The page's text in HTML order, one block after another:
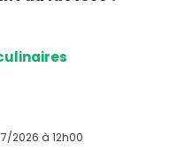
2026 à 12h00